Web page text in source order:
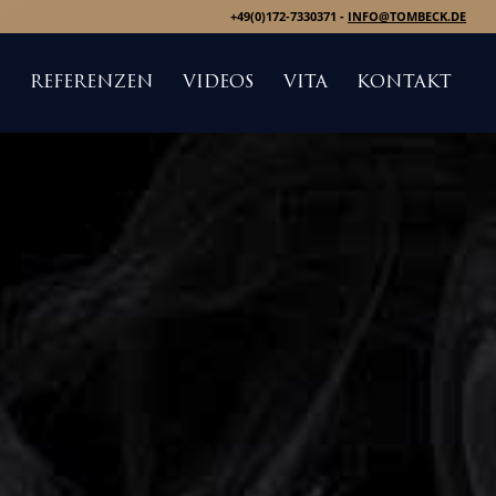
+49(0)172-7330371 - INFO@TOMBECK.DE
REFERENZEN VIDEOS VITA KONTAKT